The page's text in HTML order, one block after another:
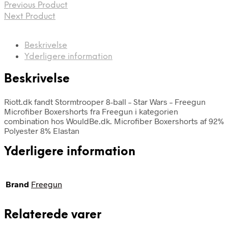
Previous Product
Next Product
Beskrivelse
Yderligere information
Beskrivelse
Riott.dk fandt Stormtrooper 8-ball – Star Wars – Freegun
Microfiber Boxershorts fra Freegun i kategorien
combination hos WouldBe.dk. Microfiber Boxershorts af 92%
Polyester 8% Elastan
Yderligere information
Brand Freegun
Relaterede varer